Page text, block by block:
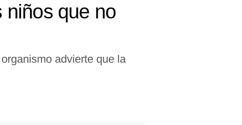
niños que no
advierte que la